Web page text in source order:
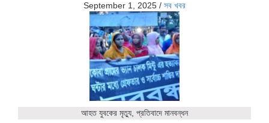
September 1, 2025 / সব খবর
আহত যুবকের মৃত্যু, প্রতিবাদে মানবন্ধন